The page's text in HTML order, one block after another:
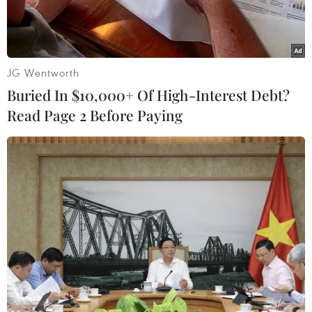
bệnh viện.
Hiện trường vụ tai nạn. (Ảnh: TTXVN phát)
Chiều 30/12, ông Nguyễn Thành Nên, Bí thư
JG Wentworth
Buried In $10,000+ Of High-Interest Debt?
Read Page 2 Before Paying